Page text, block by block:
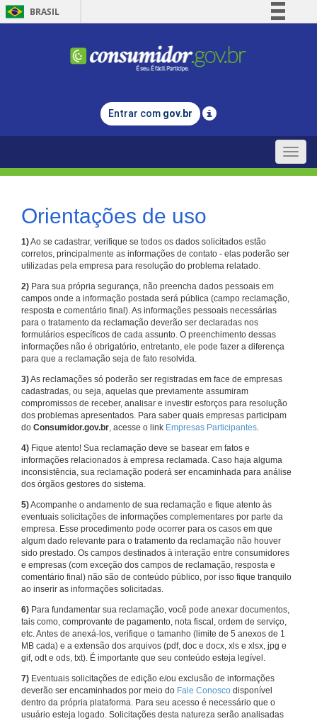
BRASIL
Comunica BR
Legislação
Entrar com gov.br
Toggle
Orientações de uso
1)Ao se cadastrar, verifique se todos os dados solicitados estão
corretos, principalmente as informações de contato - elas poderão ser
utilizadas pela empresa para resolução do problema relatado.
2) Para sua própria segurança, não preencha dados pessoais em
campos onde a informação postada será pública (campo reclamação,
resposta e comentário final). As informações pessoais necessárias
para o tratamento da reclamação deverão ser declaradas nos
formulários específicos de cada assunto. O preenchimento dessas
informações não é obrigatório, entretanto, ele pode fazer a diferença
para que a reclamação seja de fato resolvida.
3)As reclamações só poderão ser registradas em face de empresas
cadastradas, ou seja, aquelas que previamente assumiram
compromissos de receber, analisar e investir esforços para resolução
dos problemas apresentados. Para saber quais empresas participam
do Consumidor.gov.br, acesse o link Empresas Participantes.
4) Fique atento! Sua reclamação deve se basear em fatos e
informações relacionados à empresa reclamada. Caso haja alguma
inconsistência, sua reclamação poderá ser encaminhada para análise
dos órgãos gestores do sistema.
5)Acompanhe o andamento de sua reclamação e fique atento às
eventuais solicitações de informações complementares por parte da
empresa. Esse procedimento pode ocorrer para os casos em que
algum dado relevante para o tratamento da reclamação não houver
sido prestado. Os campos destinados à interação entre consumidores
e empresas (com exceção dos campos de reclamação, resposta e
comentário final) não são de conteúdo público, por isso fique tranquilo
ao inserir as informações solicitadas.
6) Para fundamentar sua reclamação, você pode anexar documentos,
tais como, comprovante de pagamento, nota fiscal, ordem de serviço,
etc. Antes de anexá-los, verifique o tamanho (limite de 5 anexos de 1
MB cada) e a extensão dos arquivos (pdf, doc e docx, xls e xlsx, jpg e
gif, odt e ods, txt). É importante que seu conteúdo esteja legível.
7) Eventuais solicitações de edição e/ou exclusão de informações
deverão ser encaminhados por meio do Fale Conosco disponível
dentro da própria plataforma. Para seu acesso é necessário que o
usuário esteja logado. Solicitações desta natureza serão analisadas